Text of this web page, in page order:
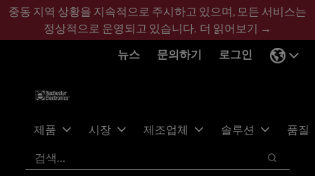
기
콘
바
글
중동 지역 상황을 지속적으로 주시하고 있으며, 모든 서비스는
정상적으로 운영되고 있습니다. 더 읽어보기 →
뉴스
문의하기 로그인
제품 시장 제조업체 솔루션
품질
검색
검색